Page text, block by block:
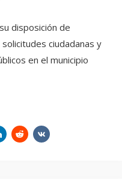
disposición de
ciudadanas y
en el municipio